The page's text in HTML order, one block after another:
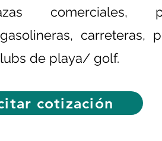
comerciales,
carreteras,
de playa/ golf.
cotización